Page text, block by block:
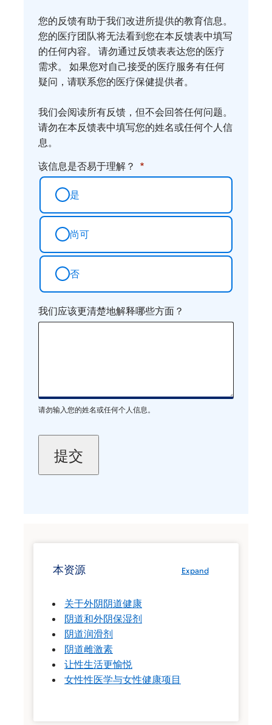
我
们
您
的
想
您的反馈有助于我们改进所提供的教育信息。
您的医疗团队将无法看到您在本反馈表中填写
的任何内容。 请勿通过反馈表表达您的医疗
需求。 如果您对自己接受的医疗服务有任何
疑问，请联系您的医疗保健提供者。
我们会阅读所有反馈，但不会回答任何问题。
请勿在本反馈表中填写您的姓名或任何个人信
息。
该信息是否易于理解？
是
尚可
否
我们应该更清楚地解释哪些方面？
请勿输入您的姓名或任何个人信息。
Expand
本资源
关于外阴阴道健康
阴道和外阴保湿剂
阴道润滑剂
阴道雌激素
让性生活更愉悦
女性性医学与女性健康项目